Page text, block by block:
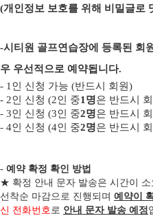
(개인정보 보호를 위해 비밀글로
-시티원 골프연습장에 등록된 회원
우 우선적으로 예약됩니다.
- 1 인 신청 가능 (반드시 회원)
- 2인 신청 (2인 중1 명은 반드시
- 3인 신청 (3인 중2명은 반드시
- 4인 신청 (4인 중2명은 반드시
- 예약 확정 확인 방법
★ 확정 안내 문자 발송은 시간이
선착순 마감으로 진행되며 예약이
신 전화번호로 안내 문자 발송 예정